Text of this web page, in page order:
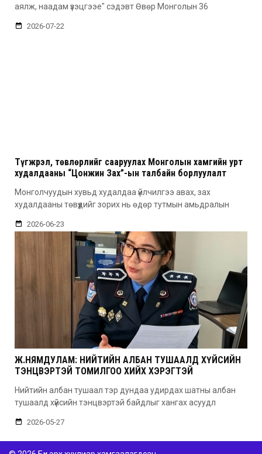
аялж, наадам үзэцгээе" сэдэвт Өвөр Монголын 36
2026-07-22
Түгжрэл, төвлөрлийг сааруулах Монголын хамгийн урт
худалдааны “Цонжин Зах”-ын талбайн борлуулалт
Монголчуудын хувьд худалдаа үйлчилгээ авах, зах
худалдааны төвүүдийг зорих нь өдөр тутмын амьдралын
2026-06-23
Ж.НЯМДУЛАМ: НИЙТИЙН АЛБАН ТУШААЛД ХҮЙСИЙН
ТЭНЦВЭРТЭЙ ТОМИЛГОО ХИЙХ ХЭРЭГТЭЙ
Нийтийн албан тушаал тэр дундаа удирдах шатны албан
тушаалд хүйсийн тэнцвэртэй байдлыг хангах асуудл
2026-05-27